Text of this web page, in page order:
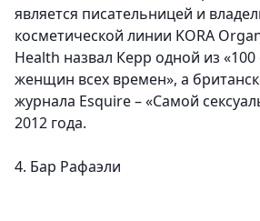
является писательницей и
косметической линии KORA
Health назвал Керр одной из
женщин всех времен», а
журнала Esquire – «Самой
2012 года.
4. Бар Рафаэли